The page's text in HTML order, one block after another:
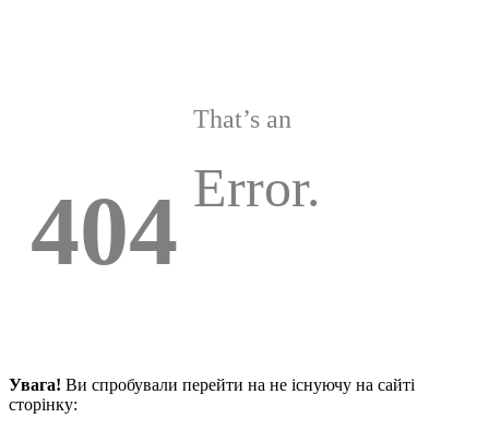
404
That’s an
Error.
Увага! Ви спробували перейти на не існуючу на сайті
сторінку: